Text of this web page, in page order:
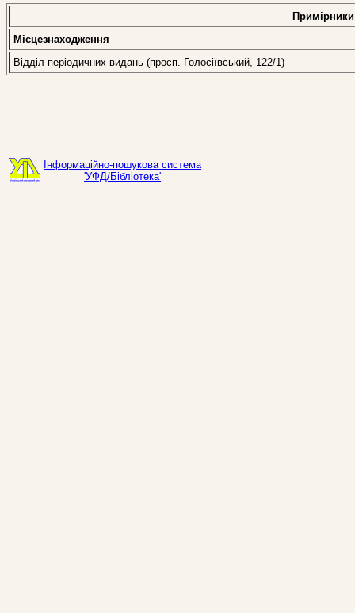
Примірники
Місцезнаходження
Відділ періодичних видань (просп. Голосіївський, 122/1)
Інформаційно-пошукова система
'УФД/Бібліотека'